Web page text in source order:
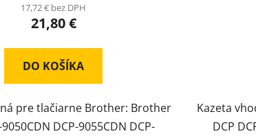
17,72 € bez DPH
21,80 €
DO KOŠÍKA
pre tlačiarne Brother: Brother
9050CDN DCP-9055CDN DCP-
Kazeta
DCP